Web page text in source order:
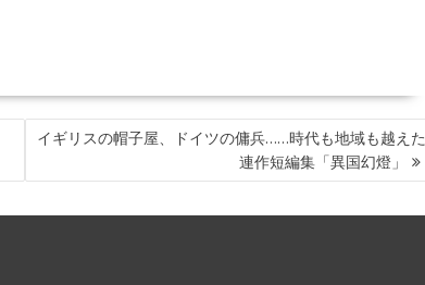
イギリスの帽子屋、ドイツの傭兵……時代も地域も越えた
連作短編集「異国幻燈」